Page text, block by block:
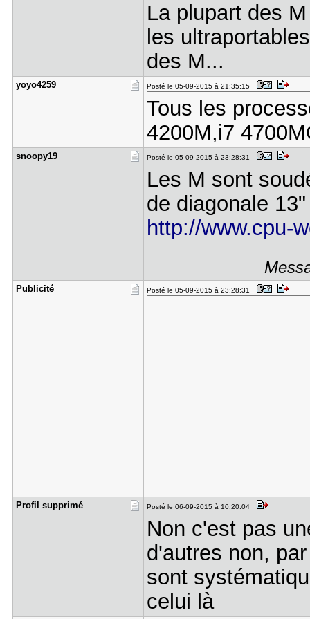
La plupart des
les
des M...
yoyo4259 Posté le 05-09-2015 à 21:35:15
Tous les
4200M,i7
snoopy19 Posté le 05-09-2015 à 23:28:31
Les M sont
de diagonale
http://www.cpu-
Publicité Posté le 05-09-2015 à 23:28:31
Profil sup​primé Posté le 06-09-2015 à 10:20:04
Non c'est pas
d'autres non,
sont
celui là